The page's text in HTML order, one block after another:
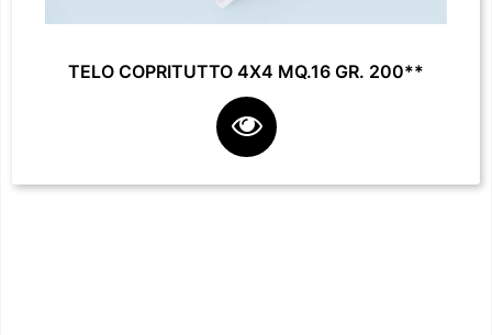
TELO COPRITUTTO 4X4 MQ.16 GR. 200**